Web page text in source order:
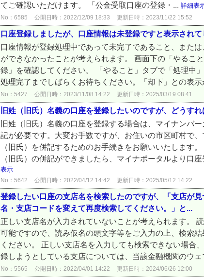
てご確認いただけます。 「公金受取口座の登録・... 詳細表
No：6585 公開日時：2022/12/09 18:33 更新日時：2023/11/22 15:52
口座登録しましたが、口座情報は未登録ですと表示されて
口座情報が登録処理中であって未完了であること、また
ができなかったことが考えられます。 画面下の「やるこ
録」を確認してください。 「やること」タブで「処理中
処理完了までしばらくお待ちください。「却下」との表示
No：5427 公開日時：2023/11/08 14:22 更新日時：2025/03/19 08:41
旧姓（旧氏）名義の口座を登録したいのですが、どうすれ
旧姓（旧氏）名義の口座を登録する場合は、マイナンバ
記が必要です。大変お手数ですが、お住いの市区町村で
（旧氏）を併記するためのお手続きをお願いいたします
（旧氏）の併記ができましたら、マイナポータルより口
表示
No：5642 公開日時：2022/04/12 14:42 更新日時：2025/05/12 14:22
登録したい口座の支店名を検索したのですが、「支店が
名・支店コードを変えて再度検索してください。」と...
正しい支店名が入力されていないことが考えられます。
可能ですので、読み仮名の頭文字等をご入力の上、検索
ください。 正しい支店名を入力しても検索できない場合
録しようとしている支店については、当該金融機関のウェ
No：5565 公開日時：2022/04/01 14:22 更新日時：2024/06/26 12:00